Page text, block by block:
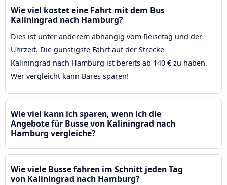
Wie viel kostet eine Fahrt mit dem Bus
Kaliningrad nach Hamburg?
Dies ist unter anderem abhängig vom Reisetag und der
Uhrzeit. Die günstigste Fahrt auf der Strecke
Kaliningrad nach Hamburg ist bereits ab 140 € zu haben.
Wer vergleicht kann Bares sparen!
Wie viel kann ich sparen, wenn ich die
Angebote für Busse von Kaliningrad nach
Hamburg vergleiche?
Wie viele Busse fahren im Schnitt jeden Tag
von Kaliningrad nach Hamburg?